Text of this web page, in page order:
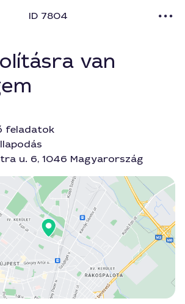
ID 7804
van
feladatok
u. 6, 1046 Magyarország